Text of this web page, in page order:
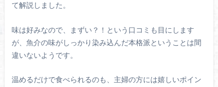
て解説しました。
味は好みなので、まずい？！という口コミも目にします
が、魚介の味がしっかり染み込んだ本格派ということは間
違いないようです。
温めるだけで食べられるのも、主婦の方には嬉しいポイン